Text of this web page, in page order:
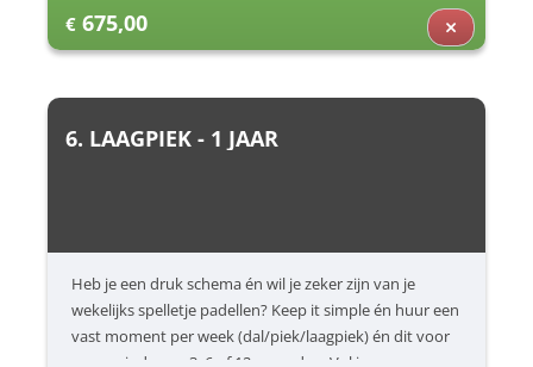
voorkeuren in (dag/uur) en dan zorgen wij voor de rest.
€ 675,00
6. LAAGPIEK - 1 JAAR
Heb je een druk schema én wil je zeker zijn van je
wekelijks spelletje padellen? Keep it simple én huur een
vast moment per week (dal/piek/laagpiek) én dit voor
een periode van 3, 6 of 12 maanden. Vul jouw